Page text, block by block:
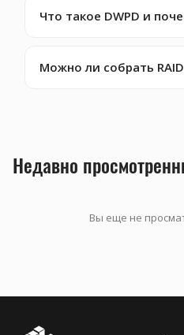
Что такое DWPD и
Можно ли собрать RAID
Недавно
Вы еще не